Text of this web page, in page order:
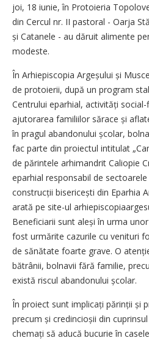
joi, 18 iunie, în Protoieria
din Cercul nr. II pastoral - Oarja
și Catanele - au dăruit alimente
modeste.
În Arhiepiscopia Argeșului și
de protoierii, după un program
Centrului eparhial, activități
ajutorarea familiilor sărace și
în pragul abandonului școlar,
fac parte din proiectul intitulat
de părintele arhimandrit Caliopie
eparhial responsabil de
construcții bisericești din Eparhia
arată pe site-ul
Beneficiarii sunt aleși în urma
fost urmărite cazurile cu venituri
de sănătate foarte grave. O
bătrânii, bolnavii fără familie,
există riscul abandonului școlar.
În proiect sunt implicați părinții și
precum și credincioșii din
chemați să aducă bucurie în